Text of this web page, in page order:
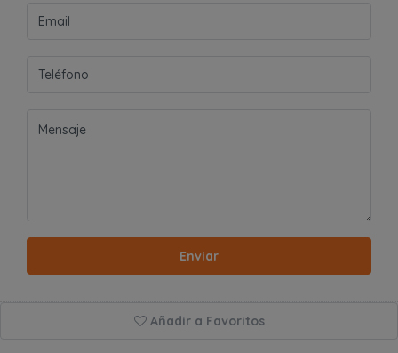
Enviar
Añadir a Favoritos